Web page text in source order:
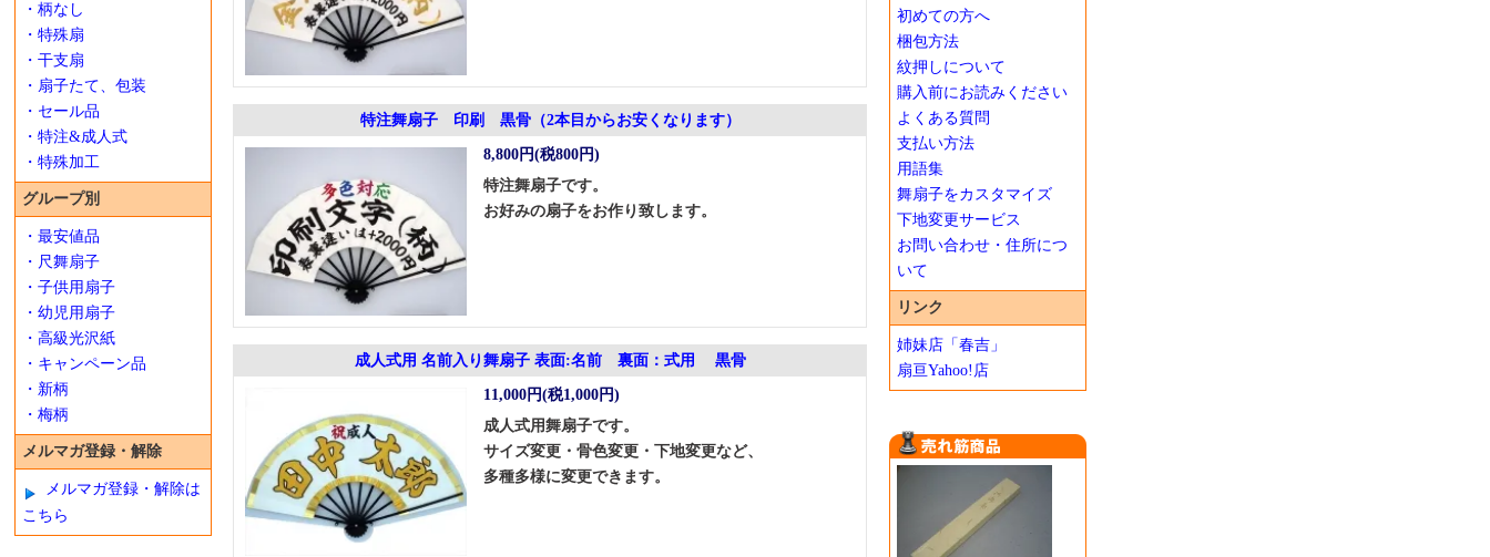
・柄なし
・特殊扇
・干支扇
・扇子たて、包装
・セール品
・特注&成人式
・特殊加工
グループ別
・最安値品
・尺舞扇子
・子供用扇子
・幼児用扇子
・高級光沢紙
・キャンペーン品
・新柄
・梅柄
メルマガ登録・解除
メルマガ登録・解除は
こちら
特注舞扇子 印刷 黒骨（2本目からお安くなります）
8,800円(税800円)
特注舞扇子です。
お好みの扇子をお作り致します。
成人式用 名前入り舞扇子 表面:名前 裏面：式用 黒骨
11,000円(税1,000円)
成人式用舞扇子です。
サイズ変更・骨色変更・下地変更など、
多種多様に変更できます。
初めての方へ
梱包方法
紋押しについて
購入前にお読みください
よくある質問
支払い方法
用語集
舞扇子をカスタマイズ
下地変更サービス
お問い合わせ・住所につ
いて
リンク
姉妹店「春吉」
扇亘Yahoo!店